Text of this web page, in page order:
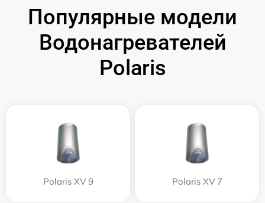
Популярные модели
Водонагревателей
Polaris
Polaris XV 9 Polaris XV 7